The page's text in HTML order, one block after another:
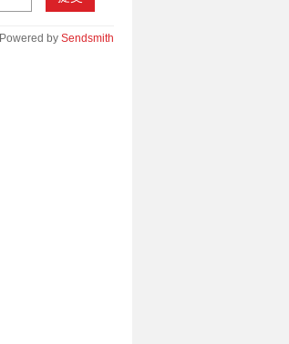
Powered by Sendsmith